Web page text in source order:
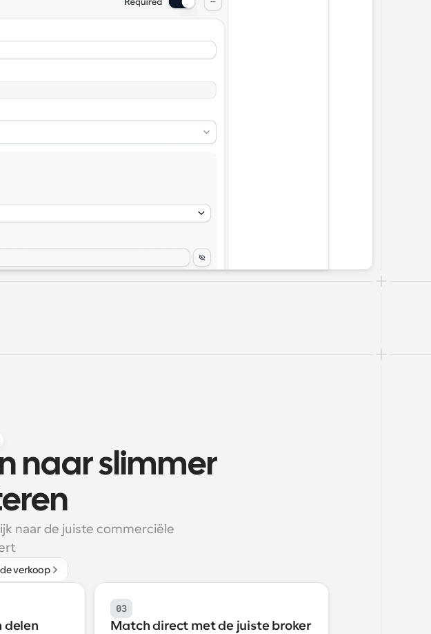
naar slimmer
naar de juiste commerciële
verkoop
delen
03
Match direct met de juiste broker